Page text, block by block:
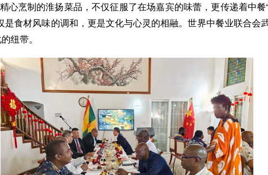
心烹制的淮扬菜品，不仅征服了在场嘉宾的味蕾，更传递着中
是食材风味的调和，更是文化与心灵的相融。世界中餐业联合会
纽带。